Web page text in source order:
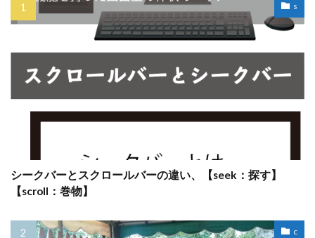
s
シークバーとスクロールバーの違い、【seek：探す】
【scroll：巻物】
c